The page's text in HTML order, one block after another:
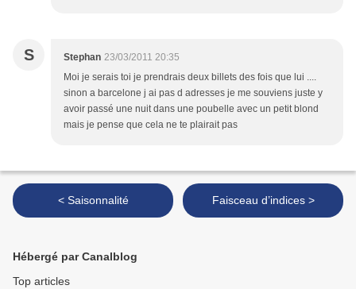
S Stephan 23/03/2011 20:35
Moi je serais toi je prendrais deux billets des fois que lui ....
sinon a barcelone j ai pas d adresses je me souviens juste y
avoir passé une nuit dans une poubelle avec un petit blond
mais je pense que cela ne te plairait pas
< Saisonnalité Faisceau d’indices >
Hébergé par Canalblog
Top articles